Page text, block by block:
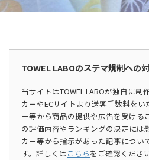
TOWEL LABOのステマ規制への
当サイトはTOWEL LABOが独自に制
カーやECサイトより送客手数料を
ー等から商品の提供や広告を受ける
の評価内容やランキングの決定には
カー等から指示があった記事につい
す。詳しくはこちらをご確認ください